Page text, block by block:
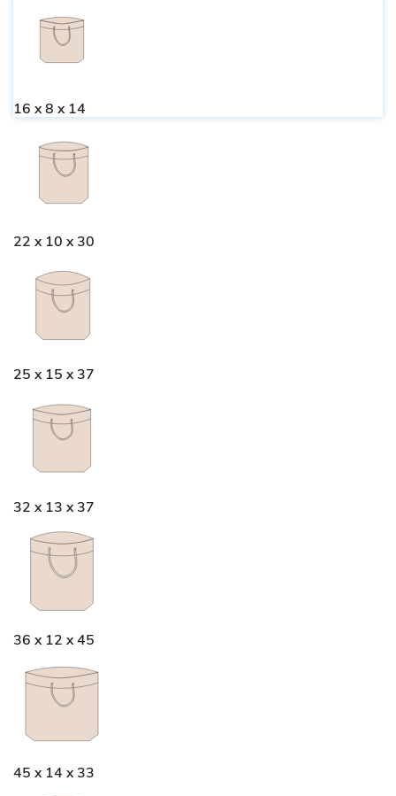
16 x 8 x 14
22 x 10 x 30
25 x 15 x 37
32 x 13 x 37
36 x 12 x 45
45 x 14 x 33